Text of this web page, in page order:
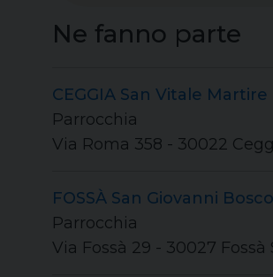
Ne fanno parte
CEGGIA San Vitale Martire
Parrocchia
Via Roma 358 - 30022
FOSSÀ San Giovanni Bosco
Parrocchia
Via Fossà 29 - 30027